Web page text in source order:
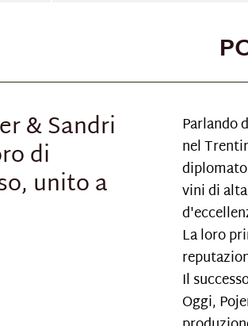
& Sandri
di
unito a
Parlando
nel
vini di
La loro
Il
Oggi,